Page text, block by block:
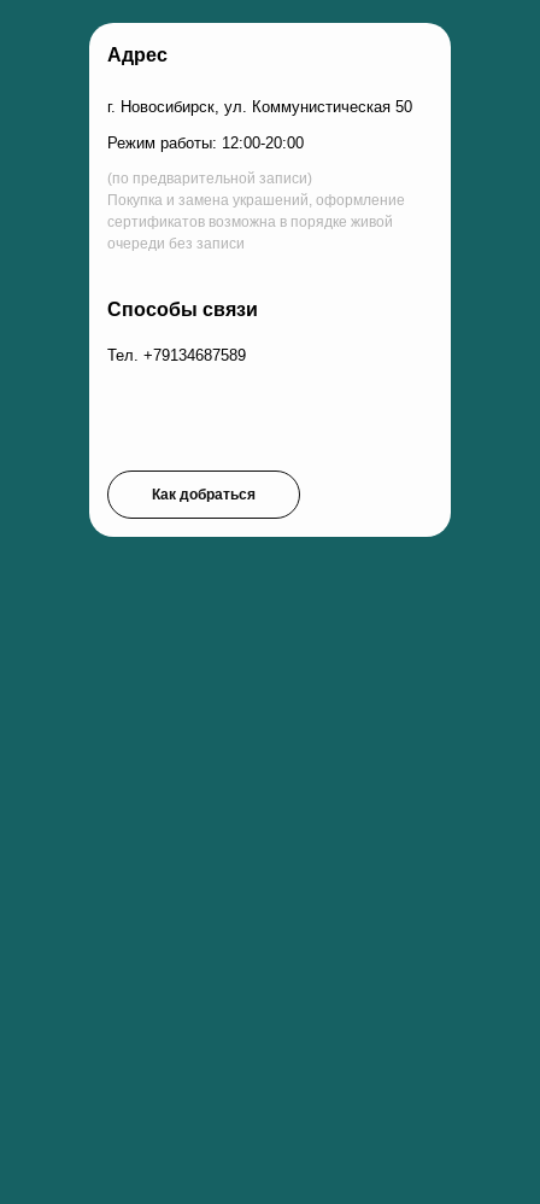
Адрес
Способы связи
г. Новосибирск, ул. Коммунистическая 50
Тел. +79134687589
Режим работы: 12:00-20:00
(по предварительной записи)
Покупка и замена украшений, оформление
сертификатов возможна в порядке живой
очереди без записи
Как добраться